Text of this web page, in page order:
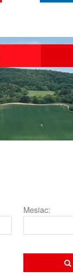
Mesiac: